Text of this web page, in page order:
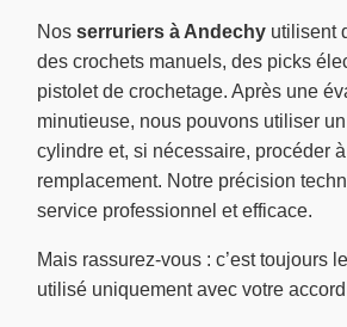
Nos serruriers à Andechy utilisent
des crochets manuels, des picks
pistolet de crochetage. Après une
minutieuse, nous pouvons utiliser
cylindre et, si nécessaire, procéder
remplacement. Notre précision
service professionnel et efficace.
Mais rassurez-vous : c’est toujours
utilisé uniquement avec votre